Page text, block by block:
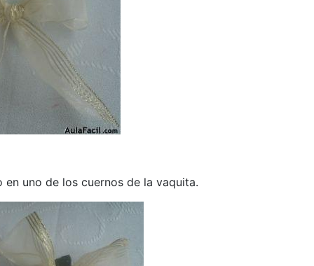
uno de los cuernos de la vaquita.